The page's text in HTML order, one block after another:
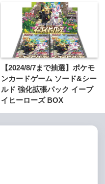
【2024/8/7まで抽選】ポケモ
ンカードゲーム ソード&シー
ルド 強化拡張パック イーブ
イヒーローズ BOX